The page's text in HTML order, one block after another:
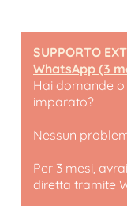
SUPPORTO
WhatsApp (3
Hai domande
imparato?
Nessun
Per 3 mesi,
diretta tramite